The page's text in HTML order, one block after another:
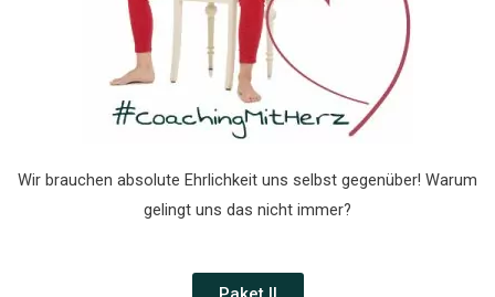
Wir brauchen absolute Ehrlichkeit uns selbst gegenüber! Warum
gelingt uns das nicht immer?